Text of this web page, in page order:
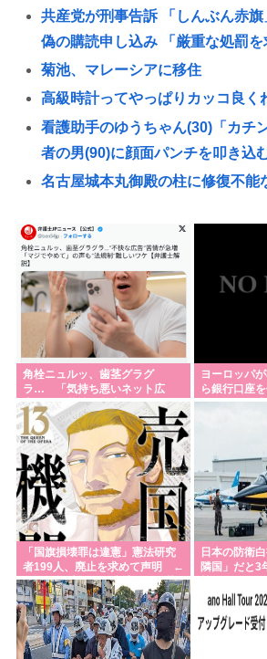
共産党が刑事告訴 「しんぶん赤
偽の購読申し込み 「厳重な処罰を
菊池、マレーシアに移住
高級時計ってやっぱりカッコ良く
看護助手のゆうちゃん(30)「カチ
者の男(90)に顔面パンチを叩き込
名古屋城本丸御殿の柱に修復不能
家賃値上がりで「シェアハウス」
の男8人いれば一軒家暮らしも余裕
秋田にアラブが2兆円の投資決定
イランがホルムズ海峡を通航する
料を課すと発表した。トランプ大
撃する前は無料だった
高市首相記者会見「非核三原則を
て堅持」
高市「外国人が増える日本で、永
ら生活保護を貰うなんて人が増え
以上の水準の人のみ許可します」
共産党「これは酷い…京都市でマ
を持たない29万人がポイント給付
た」
昭和からほとんど進化していない
産経新聞、東北で新聞発行休止へ
角栓ニュルッ、歯茎グラグ
ラ… 「気持ち悪いネット広
告」への苦情が急増
ヨーロッパ
ら銀行口座
そのせいで
「国旗損壊罪は違憲」憲法研究
者199人、廃止を求めて声明 ←
なら国旗破損して逮捕されて裁
判すれば
日本の防衛
隣国」だと